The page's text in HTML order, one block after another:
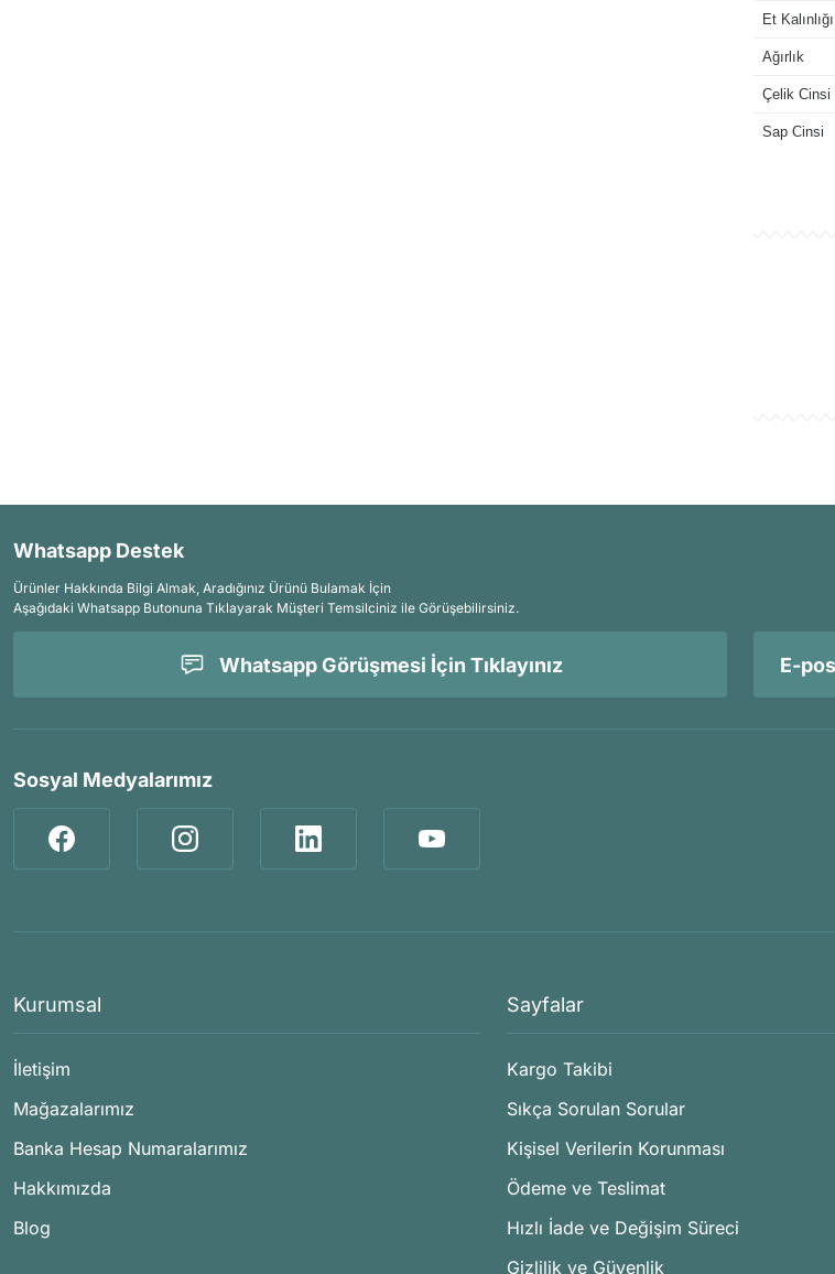
Et Kalınlığı
Ağırlık
Çelik Cinsi
Sap Cinsi
Whatsapp Destek
Ürünler Hakkında Bilgi Almak, Aradığınız Ürünü Bulamak İçin
Aşağıdaki Whatsapp Butonuna Tıklayarak Müşteri Temsilciniz ile Görüşebilirsiniz.
Whatsapp Görüşmesi İçin Tıklayınız
Sosyal Medyalarımız
Kurumsal
İletişim
Mağazalarımız
Banka Hesap Numaralarımız
Hakkımızda
Blog
Sayfalar
Kargo Takibi
Sıkça Sorulan Sorular
Kişisel Verilerin Korunması
Ödeme ve Teslimat
Hızlı İade ve Değişim Süreci
Gizlilik ve Güvenlik